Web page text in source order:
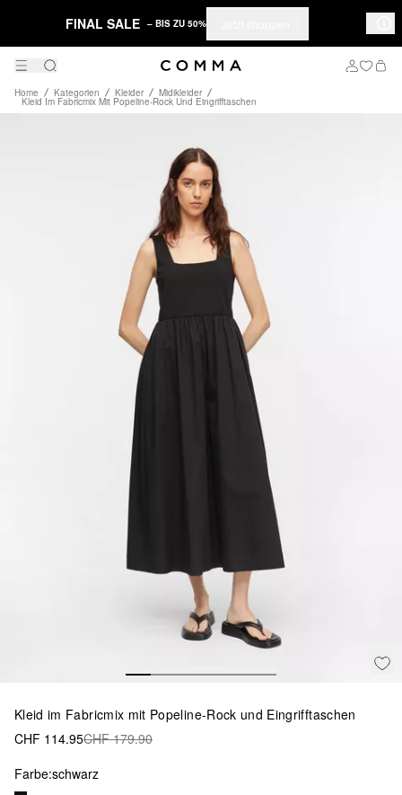
FINAL SALE – BIS ZU 50%
Home Kategorien Kleider Midikleider
Kleid Im Fabricmix Mit Popeline-Rock Und Eingrifftaschen
Kleid im Fabricmix mit Popeline-Rock und Eingrifftaschen
CHF 114.95CHF 179.90
Farbe:schwarz